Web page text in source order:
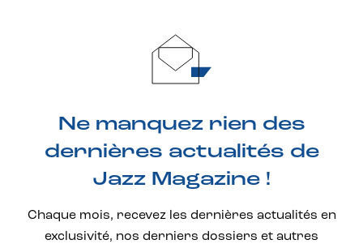
Ne manquez rien des
dernières actualités de
Jazz Magazine !
Chaque mois, recevez les dernières actualités en
exclusivité, nos derniers dossiers et autres